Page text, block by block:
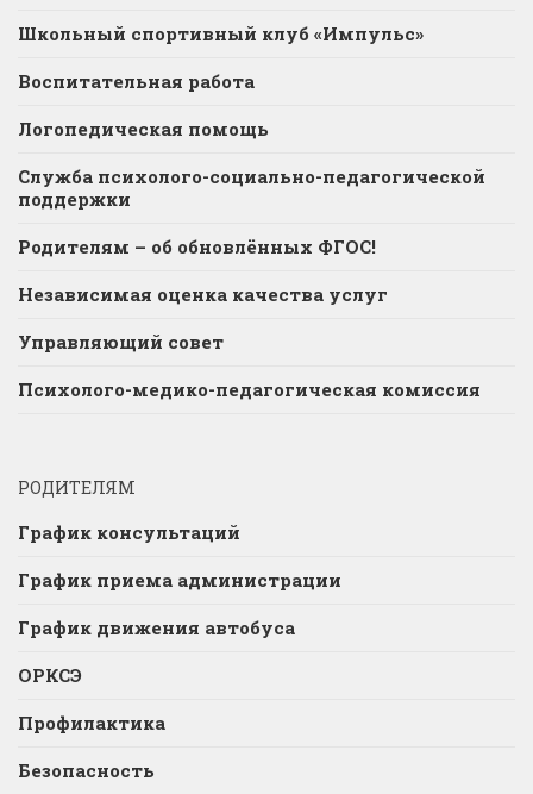
Школьный спортивный клуб «Импульс»
Воспитательная работа
Логопедическая помощь
Служба психолого-социально-педагогической
поддержки
Родителям – об обновлённых ФГОС!
Независимая оценка качества услуг
Управляющий совет
Психолого-медико-педагогическая комиссия
РОДИТЕЛЯМ
График консультаций
График приема администрации
График движения автобуса
ОРКСЭ
Профилактика
Безопасность